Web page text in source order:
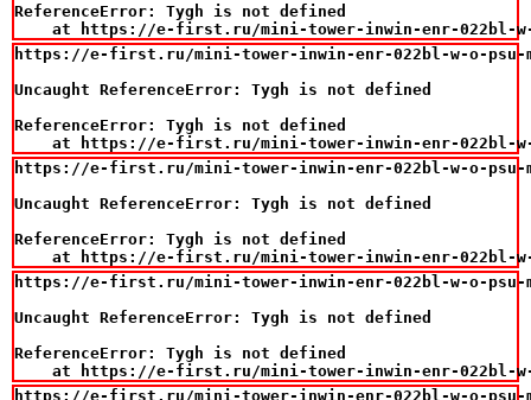
ReferenceError: Tygh is not defined
at https://e-first.ru/mini-tower-inwin-enr-022bl-
https://e-first.ru/mini-tower-inwin-enr-022bl-w-o-psu-
Uncaught ReferenceError: Tygh is not defined
ReferenceError: Tygh is not defined
at https://e-first.ru/mini-tower-inwin-enr-022bl-
https://e-first.ru/mini-tower-inwin-enr-022bl-w-o-psu-
Uncaught ReferenceError: Tygh is not defined
ReferenceError: Tygh is not defined
at https://e-first.ru/mini-tower-inwin-enr-022bl-
https://e-first.ru/mini-tower-inwin-enr-022bl-w-o-psu-
Uncaught ReferenceError: Tygh is not defined
ReferenceError: Tygh is not defined
at https://e-first.ru/mini-tower-inwin-enr-022bl-
https://e-first.ru/mini-tower-inwin-enr-022bl-w-o-psu-